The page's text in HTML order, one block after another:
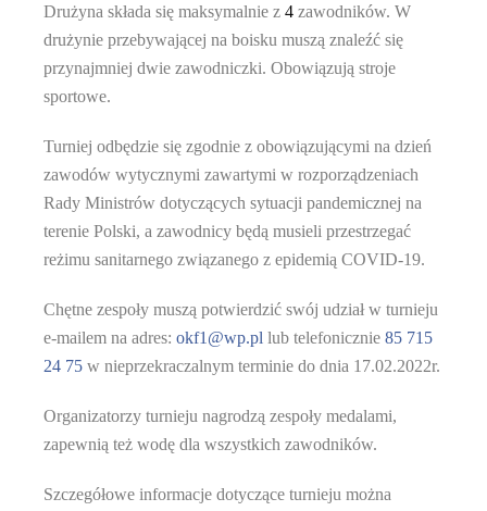
Drużyna składa się maksymalnie z 4 zawodników. W
drużynie przebywającej na boisku muszą znaleźć się
przynajmniej dwie zawodniczki. Obowiązują stroje
sportowe.
Turniej odbędzie się zgodnie z obowiązującymi na dzień
zawodów wytycznymi zawartymi w rozporządzeniach
Rady Ministrów dotyczących sytuacji pandemicznej na
terenie Polski, a zawodnicy będą musieli przestrzegać
reżimu sanitarnego związanego z epidemią COVID-19.
Chętne zespoły muszą potwierdzić swój udział w turnieju
e-mailem na adres: okf1@wp.pl lub telefonicznie 85 715
24 75 w nieprzekraczalnym terminie do dnia 17.02.2022r.
Organizatorzy turnieju nagrodzą zespoły medalami,
zapewnią też wodę dla wszystkich zawodników.
Szczegółowe informacje dotyczące turnieju można